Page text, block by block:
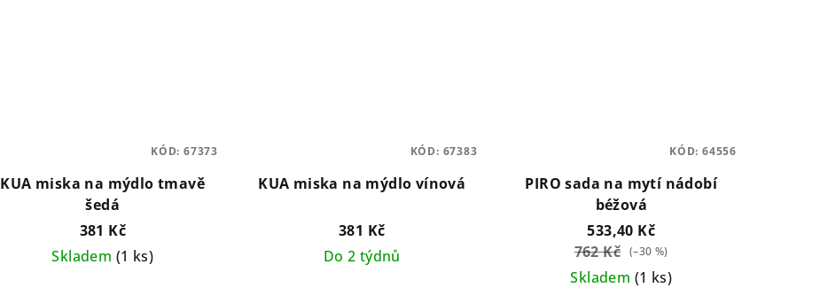
KUA miska na mýdlo tmavě
šedá
381 Kč
Skladem (1 ks)
KÓD: 67373
KUA miska na mýdlo vínová
381 Kč
Do 2 týdnů
KÓD: 67383
PIRO sada na mytí nádobí
béžová
533,40 Kč
762 Kč (–30 %)
Skladem (1 ks)
KÓD: 64556